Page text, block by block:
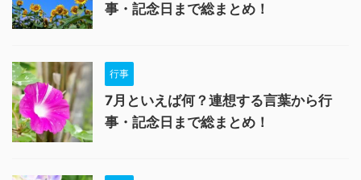
事・記念日まで総まとめ！
行事
7月といえば何？連想する言葉から行
事・記念日まで総まとめ！